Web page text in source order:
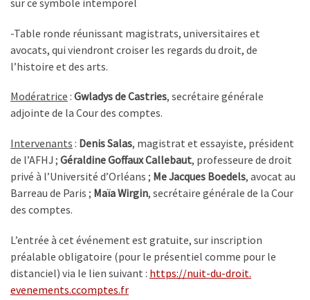
-Table ronde réunissant magistrats, universitaires et
avocats, qui viendront croiser les regards du droit, de
l’histoire et des arts.
Modératrice : Gwladys de Castries, secrétaire générale
adjointe de la Cour des comptes.
Intervenants : Denis Salas, magistrat et essayiste, président
de l’AFHJ ; Géraldine Goffaux Callebaut, professeure de droit
privé à l’Université d’Orléans ; Me Jacques Boedels, avocat au
Barreau de Paris ; Maïa Wirgin, secrétaire générale de la Cour
des comptes.
L’entrée à cet événement est gratuite, sur inscription
préalable obligatoire (pour le présentiel comme pour le
distanciel) via le lien suivant : https://nuit-du-droit.
evenements.ccomptes.fr